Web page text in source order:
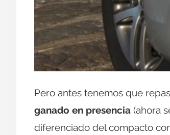
Pero antes tenemos que
ganado en presencia (ahora
diferenciado del compacto